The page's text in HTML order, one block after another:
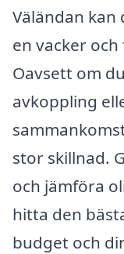
Väländan
en vacker
Oavsett om
avkoppling
stor skillnad.
och jämföra
hitta den
budget och